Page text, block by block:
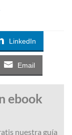
LinkedIn
Email